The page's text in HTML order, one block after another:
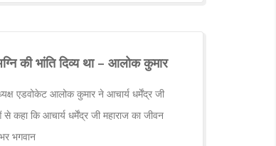
की भांति दिव्य था – आलोक कुमार
एडवोकेट आलोक कुमार ने आचार्य धर्मेंद्र जी
कहा कि आचार्य धर्मेंद्र जी महाराज का जीवन
भगवान